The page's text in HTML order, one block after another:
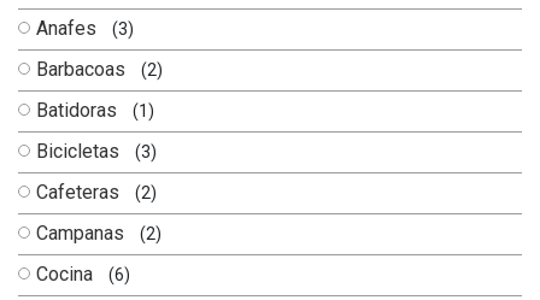
Anafes (3)
Barbacoas (2)
Batidoras (1)
Bicicletas (3)
Cafeteras (2)
Campanas (2)
Cocina (6)